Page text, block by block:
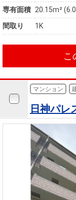
専有面積 20.15m²
間取り
1K
こ
マンション
日神パレ